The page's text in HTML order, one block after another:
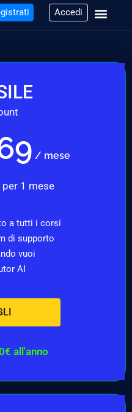
Accedi
/ mese
1 mese
a tutti i corsi
di supporto
vuoi
AI
all'anno